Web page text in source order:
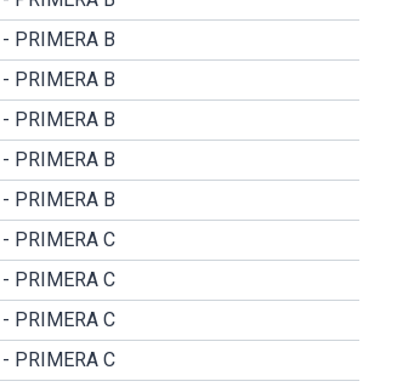
PRIMERA B
PRIMERA B
PRIMERA B
PRIMERA B
PRIMERA B
PRIMERA C
PRIMERA C
PRIMERA C
PRIMERA C